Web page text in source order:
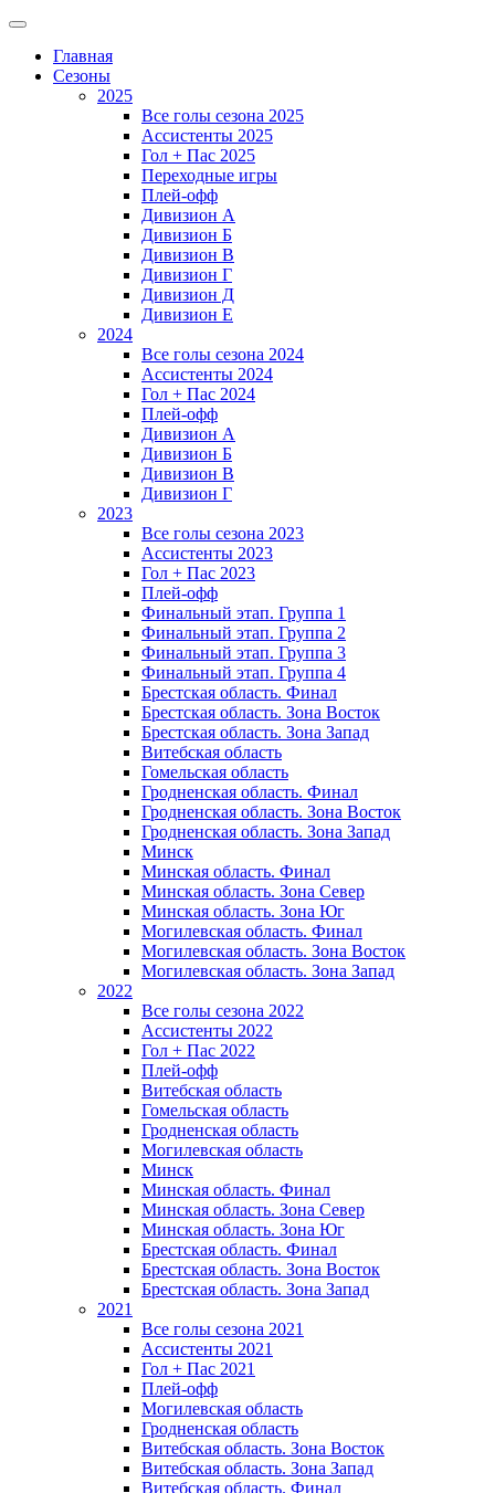
Главная
Сезоны
2025
Все голы сезона 2025
Ассистенты 2025
Гол + Пас 2025
Переходные игры
Плей-офф
Дивизион A
Дивизион Б
Дивизион В
Дивизион Г
Дивизион Д
Дивизион Е
2024
Все голы сезона 2024
Ассистенты 2024
Гол + Пас 2024
Плей-офф
Дивизион A
Дивизион Б
Дивизион В
Дивизион Г
2023
Все голы сезона 2023
Ассистенты 2023
Гол + Пас 2023
Плей-офф
Финальный этап. Группа 1
Финальный этап. Группа 2
Финальный этап. Группа 3
Финальный этап. Группа 4
Брестская область. Финал
Брестская область. Зона Восток
Брестская область. Зона Запад
Витебская область
Гомельская область
Гродненская область. Финал
Гродненская область. Зона Восток
Гродненская область. Зона Запад
Минск
Минская область. Финал
Минская область. Зона Север
Минская область. Зона Юг
Могилевская область. Финал
Могилевская область. Зона Восток
Могилевская область. Зона Запад
2022
Все голы сезона 2022
Ассистенты 2022
Гол + Пас 2022
Плей-офф
Витебская область
Гомельская область
Гродненская область
Могилевская область
Минск
Mинская область. Финал
Минская область. Зона Север
Минская область. Зона Юг
Брестская область. Финал
Брестская область. Зона Восток
Брестская область. Зона Запад
2021
Все голы сезона 2021
Ассистенты 2021
Гол + Пас 2021
Плей-офф
Могилевская область
Гродненская область
Витебская область. Зона Восток
Витебская область. Зона Запад
Витебская область. Финал